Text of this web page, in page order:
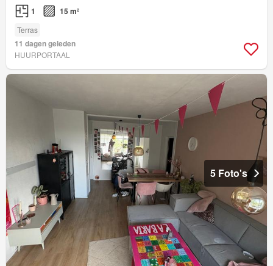
1 15 m²
Terras
11 dagen geleden
HUURPORTAAL
5 Foto's